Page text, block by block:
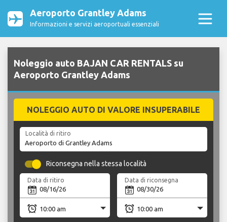
Aeroporto Grantley Adams
Informazioni e servizi aeroportuali essenziali
Noleggio auto BAJAN CAR RENTALS su
Aeroporto Grantley Adams
NOLEGGIO AUTO DI VALORE INSUPERABILE
Località di ritiro
Riconsegna nella stessa località
Data di ritiro Data di riconsegna